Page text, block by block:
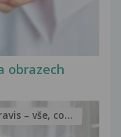
obrazech
– vše, co...